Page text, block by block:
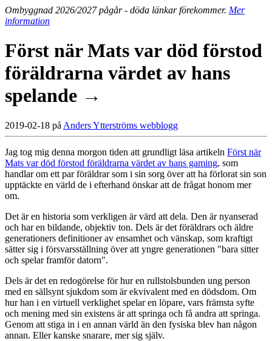
Ombyggnad 2026/2027 pågår - döda länkar förekommer. Mer
information
Först när Mats var död förstod
föräldrarna värdet av hans
spelande →
2019-02-18 på Anders Ytterströms webblogg
Jag tog mig denna morgon tiden att grundligt läsa artikeln Först när
Mats var död förstod föräldrarna värdet av hans gaming, som
handlar om ett par föräldrar som i sin sorg över att ha förlorat sin son
upptäckte en värld de i efterhand önskar att de frågat honom mer
om.
Det är en historia som verkligen är värd att dela. Den är nyanserad
och har en bildande, objektiv ton. Dels är det föräldrars och äldre
generationers definitioner av ensamhet och vänskap, som kraftigt
sätter sig i försvarsställning över att yngre generationen "bara sitter
och spelar framför datorn".
Dels är det en redogörelse för hur en rullstolsbunden ung person
med en sällsynt sjukdom som är ekvivalent med en dödsdom. Om
hur han i en virtuell verklighet spelar en löpare, vars främsta syfte
och mening med sin existens är att springa och få andra att springa.
Genom att stiga in i en annan värld än den fysiska blev han någon
annan. Eller kanske snarare, mer sig själv.